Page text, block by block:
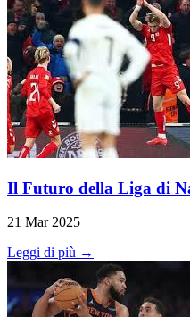
Il Futuro della Liga di
21 Mar 2025
Leggi di più →